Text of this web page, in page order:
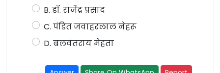
B. डॉ. राजेंद्र प्रसाद
C. पंडित जवाहरलाल नेहरू
D. बलवंतराय मेहता